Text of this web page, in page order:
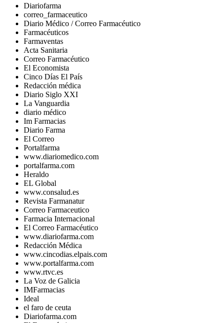
Diariofarma
correo_farmaceutico
Diario Médico / Correo Farmacéutico
Farmacéuticos
Farmaventas
Acta Sanitaria
Correo Farmacéutico
El Economista
Cinco Días El País
Redacción médica
Diario Siglo XXI
La Vanguardia
diario médico
Im Farmacias
Diario Farma
El Correo
Portalfarma
www.diariomedico.com
portalfarma.com
Heraldo
EL Global
www.consalud.es
Revista Farmanatur
Correo Farmaceutico
Farmacia Internacional
El Correo Farmacéutico
www.diariofarma.com
Redacción Médica
www.cincodias.elpais.com
www.portalfarma.com
www.rtvc.es
La Voz de Galicia
IMFarmacias
Ideal
el faro de ceuta
Diariofarma.com